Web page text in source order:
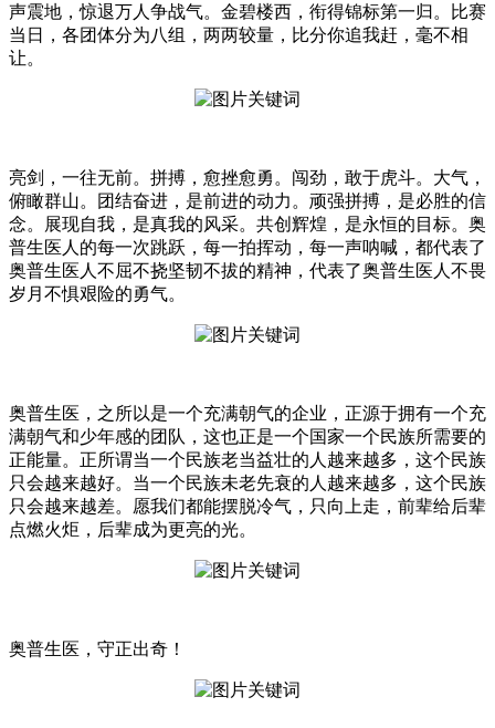
声震地，惊退万人争战气。金碧楼西，衔得锦标第一归。比赛
当日，各团体分为八组，两两较量，比分你追我赶，毫不相
让。
亮剑，一往无前。拼搏，愈挫愈勇。闯劲，敢于虎斗。大气，
俯瞰群山。团结奋进，是前进的动力。顽强拼搏，是必胜的信
念。展现自我，是真我的风采。共创辉煌，是永恒的目标。奥
普生医人的每一次跳跃，每一拍挥动，每一声呐喊，都代表了
奥普生医人不屈不挠坚韧不拔的精神，代表了奥普生医人不畏
岁月不惧艰险的勇气。
奥普生医，之所以是一个充满朝气的企业，正源于拥有一个充
满朝气和少年感的团队，这也正是一个国家一个民族所需要的
正能量。正所谓当一个民族老当益壮的人越来越多，这个民族
只会越来越好。当一个民族未老先衰的人越来越多，这个民族
只会越来越差。愿我们都能摆脱冷气，只向上走，前辈给后辈
点燃火炬，后辈成为更亮的光。
奥普生医，守正出奇！